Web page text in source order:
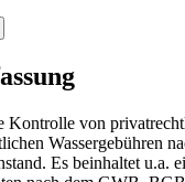
Kontrolle von
Wassergebühren
Es beinhaltet u.a.